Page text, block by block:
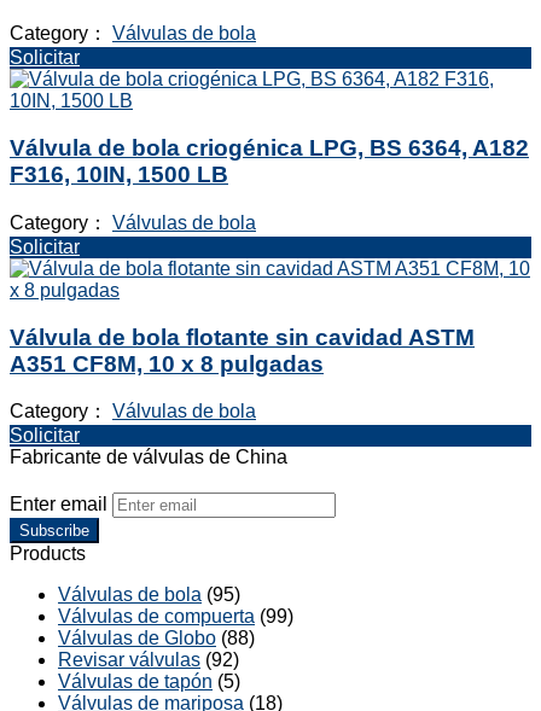
Category： Válvulas de bola
Solicitar
Válvula de bola criogénica LPG, BS 6364, A182
F316, 10IN, 1500 LB
Category： Válvulas de bola
Solicitar
Válvula de bola flotante sin cavidad ASTM
A351 CF8M, 10 x 8 pulgadas
Category： Válvulas de bola
Solicitar
Fabricante de válvulas de China
Enter email
Subscribe
Products
Válvulas de bola (95)
Válvulas de compuerta (99)
Válvulas de Globo (88)
Revisar válvulas (92)
Válvulas de tapón (5)
Válvulas de mariposa (18)